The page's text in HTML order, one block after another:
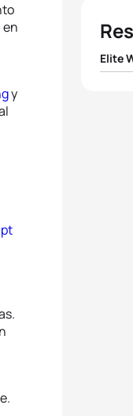
en
y
Elite